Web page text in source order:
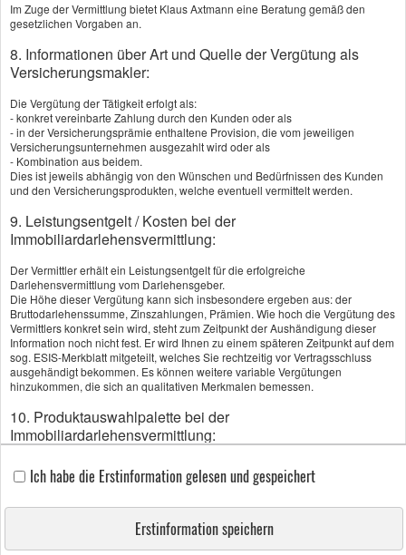
Impressum
Rechtliche Hinweise
Datenschutz
Erstinformation
Beschwerden
Cookies
Im Zuge der Vermittlung bietet Klaus Axtmann eine Beratung gemäß den
gesetzlichen Vorgaben an.
8. Informationen über Art und Quelle der Vergütung als
Versicherungsmakler:
Die Vergütung der Tätigkeit erfolgt als:
- konkret vereinbarte Zahlung durch den Kunden oder als
- in der Versicherungsprämie enthaltene Provision, die vom jeweiligen
Versicherungsunternehmen ausgezahlt wird oder als
- Kombination aus beidem.
Dies ist jeweils abhängig von den Wünschen und Bedürfnissen des Kunden
und den Versicherungsprodukten, welche eventuell vermittelt werden.
9. Leistungsentgelt / Kosten bei der
Immobiliardarlehensvermittlung:
Der Vermittler erhält ein Leistungsentgelt für die erfolgreiche
Darlehensvermittlung vom Darlehensgeber.
Die Höhe dieser Vergütung kann sich insbesondere ergeben aus: der
Bruttodarlehenssumme, Zinszahlungen, Prämien. Wie hoch die Vergütung des
Vermittlers konkret sein wird, steht zum Zeitpunkt der Aushändigung dieser
Information noch nicht fest. Er wird Ihnen zu einem späteren Zeitpunkt auf dem
sog. ESIS-Merkblatt mitgeteilt, welches Sie rechtzeitig vor Vertragsschluss
ausgehändigt bekommen. Es können weitere variable Vergütungen
hinzukommen, die sich an qualitativen Merkmalen bemessen.
10. Produktauswahlpalette bei der
Immobiliardarlehensvermittlung:
Die Tätigkeit als Immobiliardarlehensvermittler beinhaltet auch Beratung.
Ich habe die Erstinformation gelesen und gespeichert
Erstinformation speichern